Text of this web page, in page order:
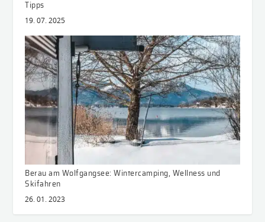
Tipps
19. 07. 2025
Berau am Wolfgangsee: Wintercamping, Wellness und
Skifahren
26. 01. 2023